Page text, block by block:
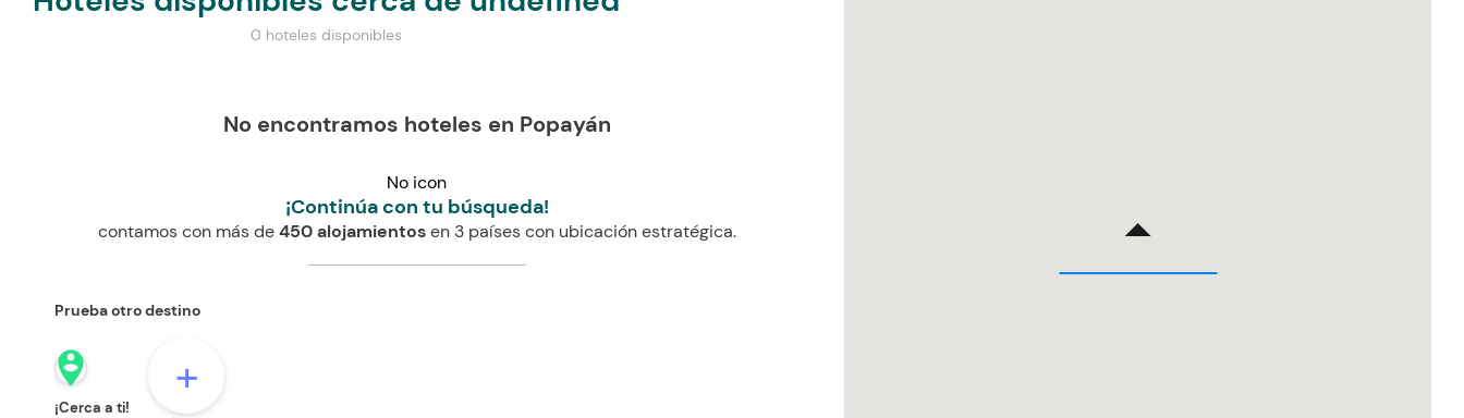
0 hoteles disponibles
No encontramos hoteles en Popayán
No icon
¡Continúa con tu búsqueda!
contamos con más de450 alojamientosen 3 países con ubicación estratégica.
Prueba otro destino
person_pin_circle
¡Cerca a ti!
+